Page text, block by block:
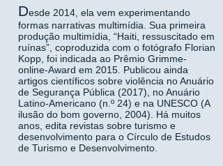
Desde 2014, ela vem experimentando
formas narrativas multimídia. Sua primeira
produção multimídia, “Haiti, ressuscitado em
ruínas”, coproduzida com o fotógrafo Florian
Kopp, foi indicada ao Prêmio Grimme-
online-Award em 2015. Publicou ainda
artigos científicos sobre violência no Anuário
de Segurança Pública (2017), no Anuário
Latino-Americano (n.º 24) e na UNESCO (A
ilusão do bom governo, 2004). Há muitos
anos, edita revistas sobre turismo e
desenvolvimento para o Círculo de Estudos
de Turismo e Desenvolvimento.